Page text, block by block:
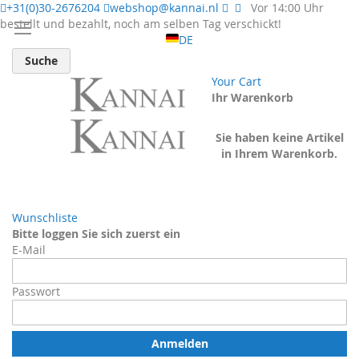
+31(0)30-2676204 webshop@kannai.nl
Vor 14:00 Uhr
bestellt und bezahlt, noch am selben Tag verschickt!
DE
Suche
Your Cart
Ihr Warenkorb
Sie haben keine Artikel
in Ihrem Warenkorb.
Wunschliste
Bitte loggen Sie sich zuerst ein
E-Mail
Passwort
Anmelden